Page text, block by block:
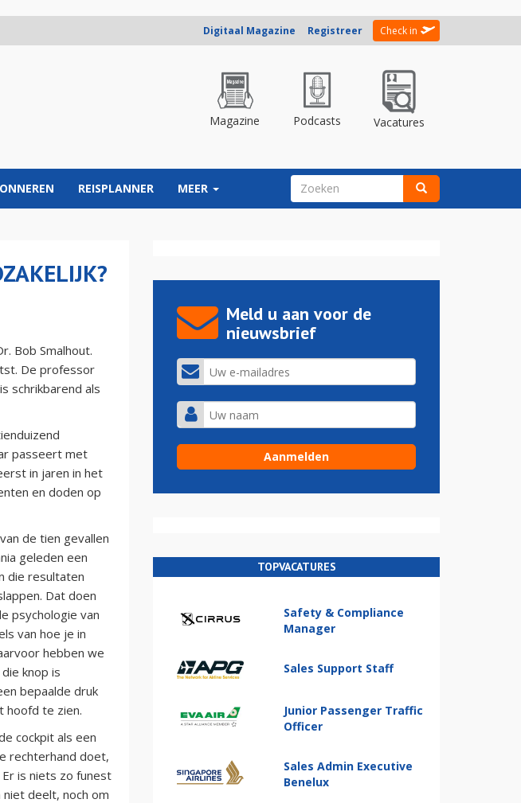
Digitaal Magazine Registreer Check in
Magazine Podcasts Vacatures
REISPLANNER MEER ZOEKVELD
Bob Smalhout.
De professor
schrikbarend als
passeert met
in jaren in het
en doden op
de tien gevallen
geleden een
die resultaten
Dat doen
psychologie van
van hoe je in
hebben we
knop is
bepaalde druk
hoofd te zien.
cockpit als een
rechterhand doet,
is niets zo funest
deelt, noch om
Meld u aan voor de
nieuwsbrief
TOPVACATURES
Safety & Compliance
Manager
Sales Support Staff
Junior Passenger Traffic
Officer
Sales Admin Executive
Benelux